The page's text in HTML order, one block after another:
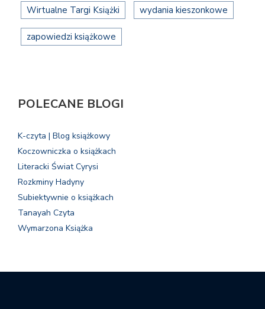
Wirtualne Targi Książki wydania kieszonkowe
zapowiedzi książkowe
POLECANE BLOGI
K-czyta | Blog książkowy
Koczowniczka o książkach
Literacki Świat Cyrysi
Rozkminy Hadyny
Subiektywnie o książkach
Tanayah Czyta
Wymarzona Książka